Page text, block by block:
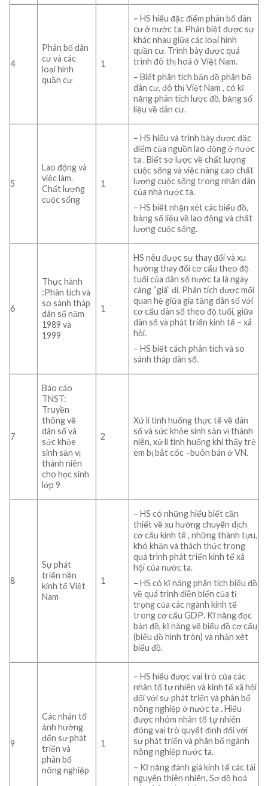
4
Phân bố dân
cư và các
loại hình
quần cư
1
–HS hiểu đặc điểm phân bố dân
cư ở nước ta. Phân biệt được sự
khác nhau giữa các loại hình
quần cư. Trình bày được quá
trình đô thị hoá ở Việt Nam.
– Biết phân tích bản đồ phân bố
dân cư, đô thị Việt Nam , có kĩ
năng phân tích lược đồ, bảng số
liệu về dân cư.
5
Lao động và
việc làm.
Chất lượng
cuộc sống
1
– HS hiểu và trình bày được đặc
điểm của nguồn lao động ở nước
ta . Biết sơ lược về chất lượng
cuộc sống và việc nâng cao chất
lượng cuộc sống trong nhân dân
của nhà nước ta.
– HS biết nhận xét các biểu đồ,
bảng số liệu về lao động và chất
lượng cuộc sống.
6
Thực hành
:Phân tích và
so sánh tháp
dân số năm
1989 và
1999
1
HS nêu được sự thay đổi và xu
hướng thay đổi cơ cấu theo độ
tuổi của dân số nước ta là ngày
càng “già” đi. Phân tích được mối
quan hệ giữa gia tăng dân số với
cơ cấu dân số theo độ tuổi, giữa
dân số và phát triển kinh tế – xã
hội.
– HS biết cách phân tích và so
sánh tháp dân số.
7
Báo cáo
TNST:
Truyền
thông về
dân số và
sức khỏe
sinh sản vị
thành niên
cho học sinh
lớp 9
2
Xử lí tình huống thực tế về dân
số và sức khỏe sinh sản vị thành
niên, xử lí tình huống khi thấy trẻ
em bị bắt cóc –buôn bán ở VN.
8
Sự phát
triển nền
kinh tế Việt
Nam
1
– HS có những hiểu biết cần
thiết về xu hướng chuyển dịch
cơ cấu kinh tế , những thành tựu,
khó khăn và thách thức trong
quá trình phát triển kinh tế xã
hội của nước ta.
– HS có kĩ năng phân tích biểu đồ
về quá trình diễn biến của tỉ
trọng của các ngành kinh tế
trong cơ cấu GDP. Kĩ năng đọc
bản đồ, kĩ năng vẽ biểu đồ cơ cấu
(biểu đồ hình tròn) và nhận xét
biểu đồ.
9
Các nhân tố
ảnh hưởng
đến sự phát
triển và
phân bố
nông nghiệp
1
– HS hiểu được vai trò của các
nhân tố tự nhiên và kinh tế xã hội
đối với sự phát triển và phân bố
nông nghiệp ở nước ta.Hiểu
được nhóm nhân tố tự nhiên
đóng vai trò quyết định đối với
sự phát triển và phân bố ngành
nông nghiệp nước ta.
– Kĩ năng đánh giá kinh tế các tài
nguyên thiên nhiên.Sơ đồ hoá